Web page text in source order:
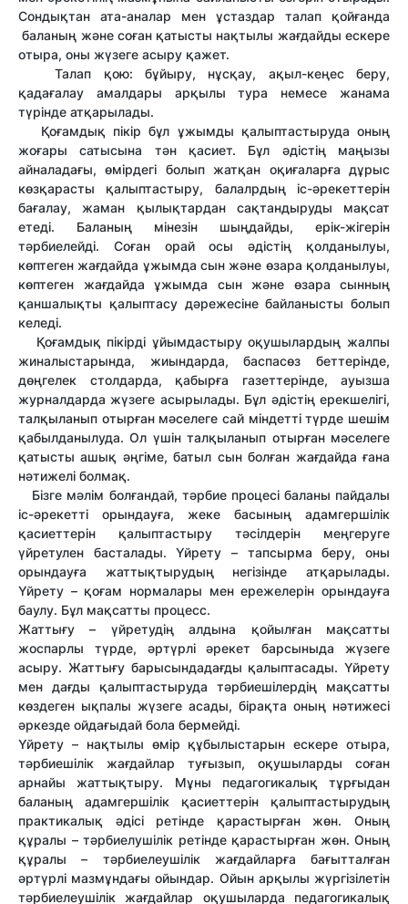
Сондықтан ата-аналар мен ұстаздар талап қойғанда
баланың және соған қатысты нақтылы жағдайды ескере
отыра, оны жүзеге асыру қажет.
Талап қою: бұйыру, нұсқау, ақыл-кеңес беру,
қадағалау амалдары арқылы тура немесе жанама
түрінде атқарылады.
Қоғамдық пікір бұл ұжымды қалыптастыруда оның
жоғары сатысына тән қасиет. Бұл әдістің маңызы
айналадағы, өмірдегі болып жатқан оқиғаларға дұрыс
көзқарасты қалыптастыру, балалрдың іс-әрекеттерін
бағалау, жаман қылықтардан сақтандыруды мақсат
етеді. Баланың мінезін шыңдайды, ерік-жігерін
тәрбиелейді. Соған орай осы әдістің қолданылуы,
көптеген жағдайда ұжымда сын және өзара қолданылуы,
көптеген жағдайда ұжымда сын және өзара сынның
қаншалықты қалыптасу дәрежесіне байланысты болып
келеді.
Қоғамдық пікірді ұйымдастыру оқушылардың жалпы
жиналыстарында, жиындарда, баспасөз беттерінде,
дөңгелек столдарда, қабырға газеттерінде, ауызша
журналдарда жүзеге асырылады. Бұл әдістің ерекшелігі,
талқыланып отырған мәселеге сай міндетті түрде шешім
қабылданылуда. Ол үшін талқыланып отырған мәселеге
қатысты ашық әңгіме, батыл сын болған жағдайда ғана
нәтижелі болмақ.
Бізге мәлім болғандай, тәрбие процесі баланы пайдалы
іс-әрекетті орындауға, жеке басының адамгершілік
қасиеттерін қалыптастыру тәсілдерін меңгеруге
үйретулен басталады. Үйрету – тапсырма беру, оны
орындауға жаттықтырудың негізінде атқарылады.
Үйрету – қоғам нормалары мен ережелерін орындауға
баулу. Бұл мақсатты процесс.
Жаттығу – үйретудің алдына қойылған мақсатты
жоспарлы түрде, әртүрлі әрекет барсыныда жүзеге
асыру. Жаттығу барысындадағды қалыптасады. Үйрету
мен дағды қалыптастыруда тәрбиешілердің мақсатты
көздеген ықпалы жүзеге асады, бірақта оның нәтижесі
әркезде ойдағыдай бола бермейді.
Үйрету – нақтылы өмір құбылыстарын ескере отыра,
тәрбиешілік жағдайлар туғызып, оқушыларды соған
арнайы жаттықтыру. Мұны педагогикалық тұрғыдан
баланың адамгершілік қасиеттерін қалыптастырудың
практикалық әдісі ретінде қарастырған жөн. Оның
құралы – тәрбиелушілік ретінде қарастырған жөн. Оның
құралы – тәрбиелеушілік жағдайларға бағытталған
әртүрлі мазмұндағы ойындар. Ойын арқылы жүргізілетін
тәрбиелеушілік жағдайлар оқушыларда педагогикалық